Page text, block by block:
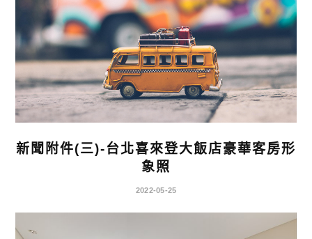
新聞附件(三)-台北喜來登大飯店豪華客房形
象照
2022-05-25